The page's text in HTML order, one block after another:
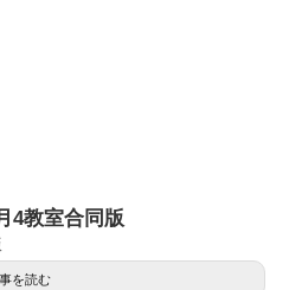
4教室合同版
を読む